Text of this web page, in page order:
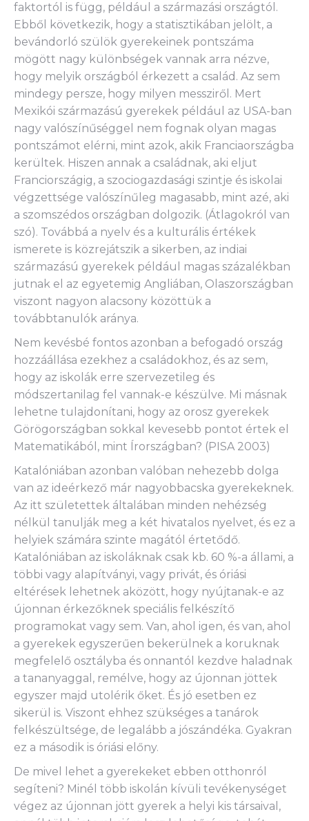
faktortól is függ, például a származási országtól.
Ebből következik, hogy a statisztikában jelölt, a
bevándorló szülök gyerekeinek pontszáma
mögött nagy különbségek vannak arra nézve,
hogy melyik országból érkezett a család. Az sem
mindegy persze, hogy milyen messziről. Mert
Mexikói származású gyerekek például az USA-ban
nagy valószínűséggel nem fognak olyan magas
pontszámot elérni, mint azok, akik Franciaországba
kerültek. Hiszen annak a családnak, aki eljut
Franciországig, a szociogazdasági szintje és iskolai
végzettsége valószínűleg magasabb, mint azé, aki
a szomszédos országban dolgozik. (Átlagokról van
szó). Továbbá a nyelv és a kulturális értékek
ismerete is közrejátszik a sikerben, az indiai
származású gyerekek például magas százalékban
jutnak el az egyetemig Angliában, Olaszországban
viszont nagyon alacsony közöttük a
továbbtanulók aránya.
Nem kevésbé fontos azonban a befogadó ország
hozzáállása ezekhez a családokhoz, és az sem,
hogy az iskolák erre szervezetileg és
módszertanilag fel vannak-e készülve. Mi másnak
lehetne tulajdonítani, hogy az orosz gyerekek
Görögországban sokkal kevesebb pontot értek el
Matematikából, mint Írországban? (PISA 2003)
Katalóniában azonban valóban nehezebb dolga
van az ideérkező már nagyobbacska gyerekeknek.
Az itt születettek általában minden nehézség
nélkül tanulják meg a két hivatalos nyelvet, és ez a
helyiek számára szinte magától értetődő.
Katalóniában az iskoláknak csak kb. 60 %-a állami, a
többi vagy alapítványi, vagy privát, és óriási
eltérések lehetnek aközött, hogy nyújtanak-e az
újonnan érkezőknek speciális felkészítő
programokat vagy sem. Van, ahol igen, és van, ahol
a gyerekek egyszerűen bekerülnek a koruknak
megfelelő osztályba és onnantól kezdve haladnak
a tananyaggal, remélve, hogy az újonnan jöttek
egyszer majd utolérik őket. És jó esetben ez
sikerül is. Viszont ehhez szükséges a tanárok
felkészültsége, de legalább a jószándéka. Gyakran
ez a második is óriási előny.
De mivel lehet a gyerekeket ebben otthonról
segíteni? Minél több iskolán kívüli tevékenységet
végez az újonnan jött gyerek a helyi kis társaival,